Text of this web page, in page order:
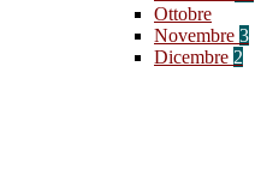
Ottobre
Novembre 3
Dicembre 2